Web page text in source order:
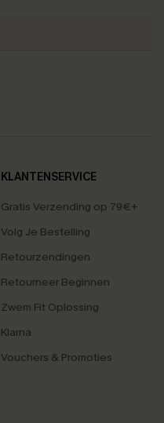
KLANTENSERVICE
Gratis Verzending op 79€+
Volg Je Bestelling
Retourzendingen
Retourneer Beginnen
Zwem Fit Oplossing
Klarna
Vouchers & Promoties